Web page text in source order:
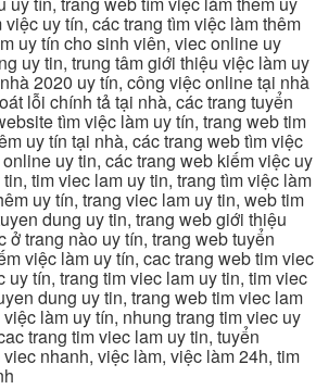
uy tín, các trang tìm việc làm thêm
uy tín cho sinh viên, viec online uy
uy tin, trung tâm giới thiệu việc làm uy
2020 uy tín, công việc online tại nhà
lỗi chính tả tại nhà, các trang tuyển
tìm việc làm uy tín, trang web tim
uy tín tại nhà, các trang web tìm việc
uy tin, các trang web kiếm việc uy
tim viec lam uy tin, trang tìm việc làm
uy tín, trang viec lam uy tin, web tim
dung uy tin, trang web giới thiệu
ở trang nào uy tín, trang web tuyển
việc làm uy tín, cac trang web tim viec
uy tín, trang tim viec lam uy tin, tim viec
dung uy tin, trang web tim viec lam
làm uy tín, nhung trang tim viec uy
trang tim viec lam uy tin, tuyển
nhanh, việc làm, việc làm 24h, tim